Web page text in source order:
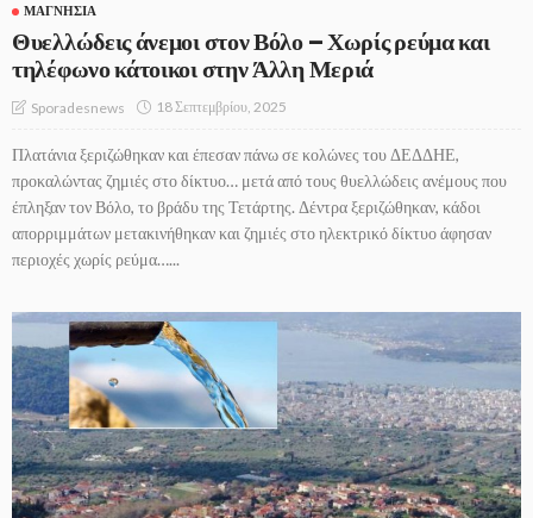
ΜΑΓΝΗΣΊΑ
Θυελλώδεις άνεμοι στον Βόλο – Χωρίς ρεύμα και
τηλέφωνο κάτοικοι στην Άλλη Μεριά
Sporadesnews 18 Σεπτεμβρίου, 2025
Πλατάνια ξεριζώθηκαν και έπεσαν πάνω σε κολώνες του ΔΕΔΔΗΕ,
προκαλώντας ζημιές στο δίκτυο… μετά από τους θυελλώδεις ανέμους που
έπληξαν τον Βόλο, το βράδυ της Τετάρτης. Δέντρα ξεριζώθηκαν, κάδοι
απορριμμάτων μετακινήθηκαν και ζημιές στο ηλεκτρικό δίκτυο άφησαν
περιοχές χωρίς ρεύμα…...